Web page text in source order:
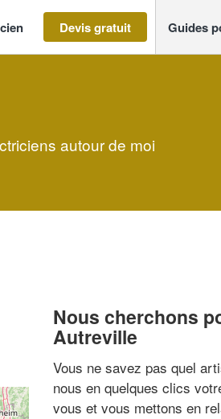
Devis gratuit Guides
autour de moi
Nous cherchons
Autreville
Vous ne savez pas quel
nous en quelques clics
vous et vous mettons en